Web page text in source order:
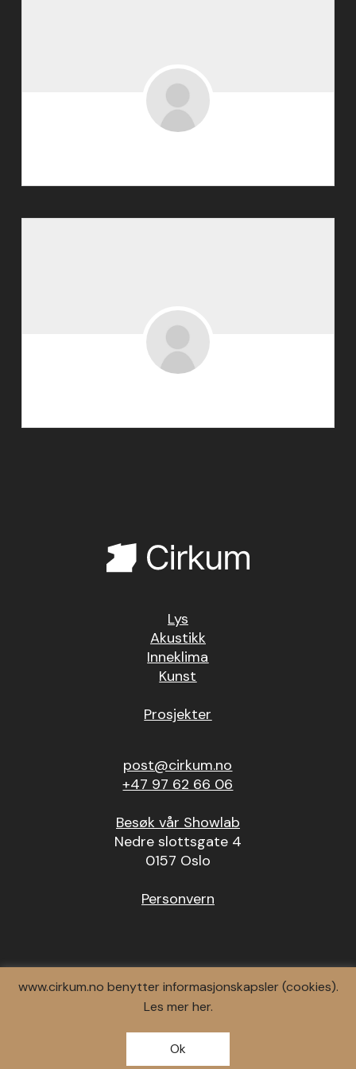
Lys
Akustikk
Inneklima
Kunst
Prosjekter
post@cirkum.no
+47 97 62 66 06
Besøk vår Showlab
Nedre slottsgate 4
0157 Oslo
Personvern
© 2026 Cirkum AS.
SNØHETTA, utviklet avRESPONSIV MEDIA
www.cirkum.no benytter informasjonskapsler (cookies).
Les merher.
Ok